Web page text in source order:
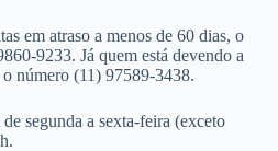
em atraso a menos de 60 dias, o
9233. Já quem está devendo a
número (11) 97589-3438.
segunda a sexta-feira (exceto